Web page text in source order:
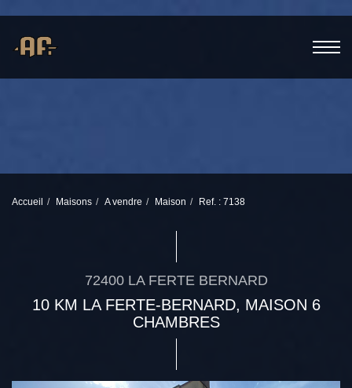
Accueil Maisons A vendre Maison Ref. : 7138
72400 LA FERTE BERNARD
10 KM LA FERTE-BERNARD, MAISON 6
CHAMBRES